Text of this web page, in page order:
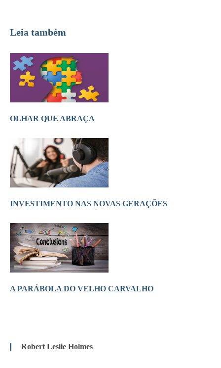
Leia também
OLHAR QUE ABRAÇA
INVESTIMENTO NAS NOVAS GERAÇÕES
A PARÁBOLA DO VELHO CARVALHO
Robert Leslie Holmes